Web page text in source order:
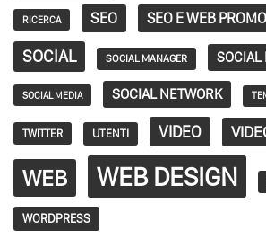
RICERCA SEO SEO E WEB
SOCIAL SOCIAL MANAGER SOCIAL
SOCIAL MEDIA SOCIAL NETWORK
TWITTER UTENTI VIDEO
WEB WEB DESIGN
WORDPRESS